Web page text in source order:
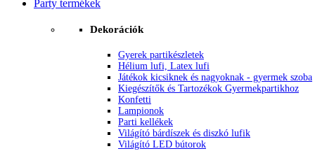
Party termékek
Dekorációk
Gyerek partikészletek
Hélium lufi, Latex lufi
Játékok kicsiknek és nagyoknak - gyermek szoba
Kiegészítők és Tartozékok Gyermekpartikhoz
Konfetti
Lampionok
Parti kellékek
Világító bárdíszek és diszkó lufik
Világító LED bútorok